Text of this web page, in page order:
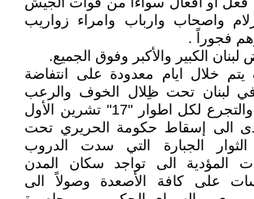
واصحاب وارباب وامراء زواريب
فجوراً .
الكبير والأكبر وفوق الجميع.
خلال ايام معدودة على انتفاضة
لبنان تحت ظِلال الخوف والرعب
والمثابرة والصبر والتجرع لكل اطوار "17" تشرين الأول
ادى الى إسقاط حكومة الحريري تحت
الجبارة التي سدت الدروب
المؤدية الى تواجد سكان المدن
على كافة الأصعدة وصولاً الى